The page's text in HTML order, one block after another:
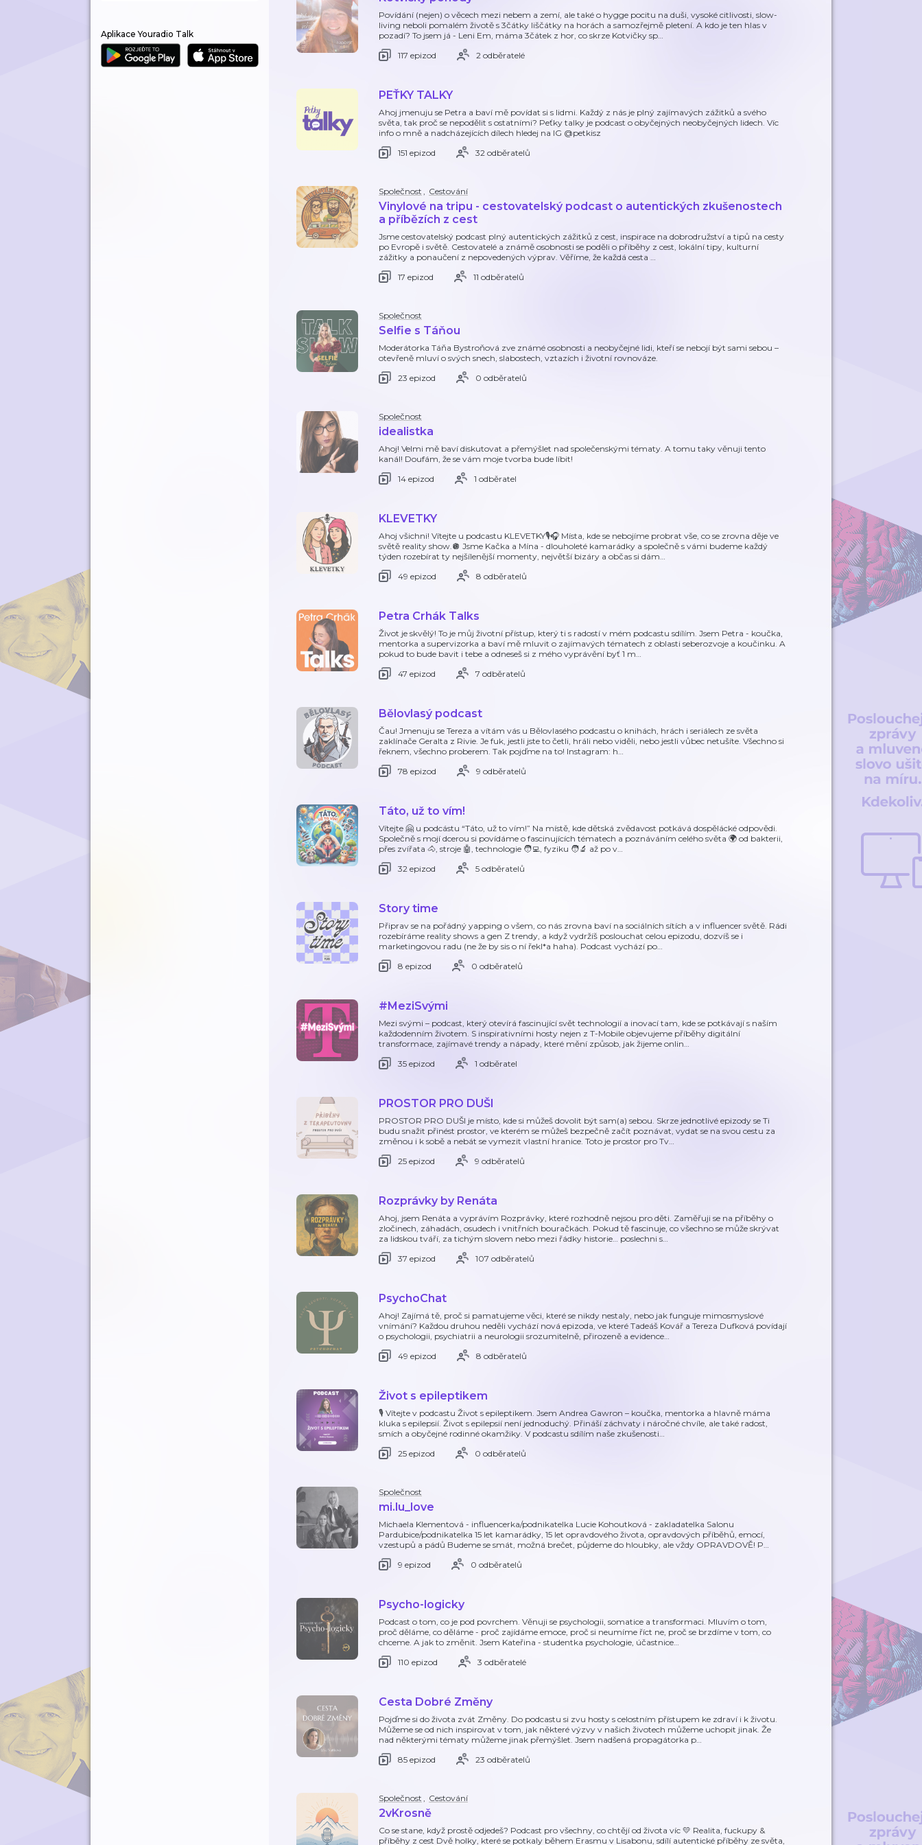
Aplikace Youradio Talk
Povídání (nejen) o věcech mezi nebem a zemí, ale také o hygge pocitu na duši, vysoké citlivosti, slow-
living neboli pomalém životě s 3čátky liščátky na horách a samozřejmě pletení. A kdo je ten hlas v
pozadí? To jsem já - Leni Em, máma 3čátek z hor, co skrze Kotvičky sp…
117 epizod
2 odběratelé
PEŤKY TALKY
Ahoj jmenuju se Petra a baví mě povídat si s lidmi. Každý z nás je plný zajímavých zážitků a svého
světa, tak proč se nepodělit s ostatními? Peťky talky je podcast o obyčejných neobyčejných lidech. Víc
info o mně a nadcházejících dílech hledej na IG @petkisz
151 epizod
32 odběratelů
Společnost , Cestování
Vinylové na tripu - cestovatelský podcast o autentických zkušenostech
a příbězích z cest
Jsme cestovatelský podcast plný autentických zážitků z cest, inspirace na dobrodružství a tipů na cesty
po Evropě i světě. Cestovatelé a známě osobnosti se poděli o příběhy z cest, lokální tipy, kulturní
zážitky a ponaučení z nepovedených výprav. Věříme, že každá cesta …
17 epizod
11 odběratelů
Společnost
Selfie s Táňou
Moderátorka Táňa Bystroňová zve známé osobnosti a neobyčejné lidi, kteří se nebojí být sami sebou –
otevřeně mluví o svých snech, slabostech, vztazích i životní rovnováze.
23 epizod
0 odběratelů
Společnost
idealistka
Ahoj! Velmi mě baví diskutovat a přemýšlet nad společenskými tématy. A tomu taky věnuji tento
kanál! Doufám, že se vám moje tvorba bude líbit!
14 epizod
1 odběratel
KLEVETKY
Ahoj všichni! Vítejte u podcastu KLEVETKY🎙️🎧 Místa, kde se nebojíme probrat vše, co se zrovna děje ve
světě reality show.🪩 Jsme Kačka a Mína - dlouholeté kamarádky a společně s vámi budeme každý
týden rozebírat ty nejšílenější momenty, největší bizáry a občas si dám…
49 epizod
8 odběratelů
Petra Crhák Talks
Život je skvělý! To je můj životní přístup, který ti s radostí v mém podcastu sdílím. Jsem Petra - koučka,
mentorka a supervizorka a baví mě mluvit o zajímavých tématech z oblasti seberozvoje a koučinku. A
pokud to bude bavit i tebe a odneseš si z mého vyprávění byť 1 m…
47 epizod
7 odběratelů
Bělovlasý podcast
Čau! Jmenuju se Tereza a vítám vás u Bělovlasého podcastu o knihách, hrách i seriálech ze světa
zaklínače Geralta z Rivie. Je fuk, jestli jste to četli, hráli nebo viděli, nebo jestli vůbec netušíte. Všechno si
řeknem, všechno proberem. Tak pojďme na to! Instagram: h…
78 epizod
9 odběratelů
Táto, už to vím!
Vítejte 🤗 u podcástu “Táto, už to vím!” Na místě, kde dětská zvědavost potkává dospělácké odpovědi.
Společně s mojí dcerou si povídáme o fascinujících tématech a poznáváním celého světa 🌍 od bakterii,
přes zvířata 🐴, stroje 🤖, technologie 🧑‍💻, fyziku 🧑‍🔬 až po v…
32 epizod
5 odběratelů
Story time
Připrav se na pořádný yapping o všem, co nás zrovna baví na sociálních sítích a v influencer světě. Rádi
rozebíráme reality shows a gen Z trendy, a když vydržíš poslouchat celou epizodu, dozvíš se i
marketingovou radu (ne že by sis o ní řekl*a haha). Podcast vychází po…
8 epizod
0 odběratelů
#MeziSvými
Mezi svými – podcast, který otevírá fascinující svět technologií a inovací tam, kde se potkávají s naším
každodenním životem. S inspirativními hosty nejen z T-Mobile objevujeme příběhy digitální
transformace, zajímavé trendy a nápady, které mění způsob, jak žijeme onlin…
35 epizod
1 odběratel
PROSTOR PRO DUŠI
PROSTOR PRO DUŠI je místo, kde si můžeš dovolit být sam(a) sebou. Skrze jednotlivé epizody se Ti
budu snažit přinést prostor, ve kterém se můžeš bezpečně začít poznávat, vydat se na svou cestu za
změnou i k sobě a nebát se vymezit vlastní hranice. Toto je prostor pro Tv…
25 epizod
9 odběratelů
Rozprávky by Renáta
Ahoj, jsem Renáta a vyprávím Rozprávky, které rozhodně nejsou pro děti. Zaměřuji se na příběhy o
zločinech, záhadách, osudech i vnitřních bouračkách. Pokud tě fascinuje, co všechno se může skrývat
za lidskou tváří, za tichým slovem nebo mezi řádky historie… poslechni s…
37 epizod
107 odběratelů
PsychoChat
Ahoj! Zajímá tě, proč si pamatujeme věci, které se nikdy nestaly, nebo jak funguje mimosmyslové
vnímání? Každou druhou neděli vychází nová epizoda, ve které Tadeáš Kovář a Tereza Dufková povídají
o psychologii, psychiatrii a neurologii srozumitelně, přirozeně a evidence…
49 epizod
8 odběratelů
Život s epileptikem
🎙️ Vítejte v podcastu Život s epileptikem. Jsem Andrea Gawron – koučka, mentorka a hlavně máma
kluka s epilepsií. Život s epilepsií není jednoduchý. Přináší záchvaty i náročné chvíle, ale také radost,
smích a obyčejné rodinné okamžiky. V podcastu sdílím naše zkušenosti…
25 epizod
0 odběratelů
Společnost
mi.lu_love
Michaela Klementová - influencerka/podnikatelka Lucie Kohoutková - zakladatelka Salonu
Pardubice/podnikatelka 15 let kamarádky, 15 let opravdového života, opravdových příběhů, emocí,
vzestupů a pádů Budeme se smát, možná brečet, půjdeme do hloubky, ale vždy OPRAVDOVĚ! P…
9 epizod
0 odběratelů
Psycho-logicky
Podcast o tom, co je pod povrchem. Věnuji se psychologii, somatice a transformaci. Mluvím o tom,
proč děláme, co děláme - proč zajídáme emoce, proč si neumíme říct ne, proč se brzdíme v tom, co
chceme. A jak to změnit. Jsem Kateřina - studentka psychologie, účastnice…
110 epizod
3 odběratelé
Cesta Dobré Změny
Pojďme si do života zvát Změny. Do podcastu si zvu hosty s celostním přístupem ke zdraví i k životu.
Můžeme se od nich inspirovat v tom, jak některé výzvy v našich životech můžeme uchopit jinak. Že
nad některými tématy můžeme jinak přemýšlet. Jsem nadšená propagátorka p…
85 epizod
23 odběratelů
Společnost , Cestování
2vKrosně
Co se stane, když prostě odjedeš? Podcast pro všechny, co chtějí od života víc 💛 Realita, fuckupy &
příběhy z cest Dvě holky, které se potkaly během Erasmu v Lisabonu, sdílí autentické příběhy ze světa,